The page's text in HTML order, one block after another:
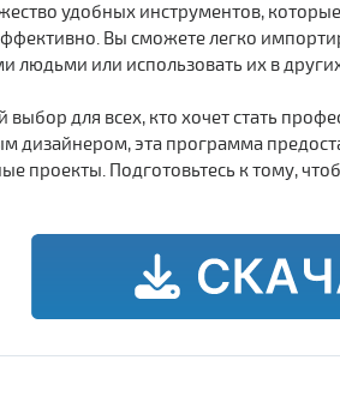
удобных инструментов,
Вы сможете легко
людьми или использовать их в
для всех, кто хочет стать
эта программа
проекты. Подготовьтесь к тому,